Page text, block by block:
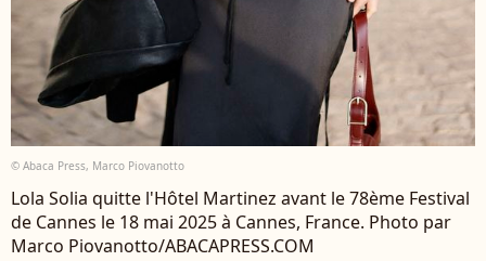
© Abaca Press, Marco Piovanotto
Lola Solia quitte l'Hôtel Martinez avant le 78ème Festival
de Cannes le 18 mai 2025 à Cannes, France. Photo par
Marco Piovanotto/ABACAPRESS.COM